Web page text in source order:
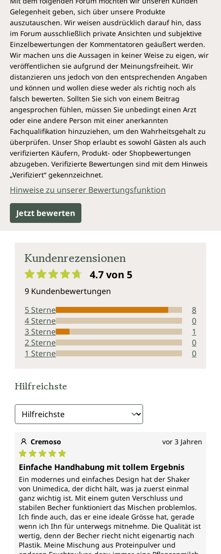
Gelegenheit geben, sich über unsere Produkte
auszutauschen. Wir weisen ausdrücklich darauf hin, dass
im Forum ausschließlich private Ansichten und subjektive
Einzelbewertungen der Kommentatoren geäußert werden.
Wir machen uns die Aussagen in keiner Weise zu eigen, wir
veröffentlichen sie aufgrund der Meinungsfreiheit. Wir
distanzieren uns jedoch von den entsprechenden Angaben
und können und wollen diese weder als richtig noch als
falsch bewerten. Sollten Sie sich von einem Beitrag
angesprochen fühlen, müssen Sie unbedingt einen Arzt
oder eine andere Person mit einer anerkannten
Fachqualifikation hinzuziehen, um den Wahrheitsgehalt zu
überprüfen. Unser Shop erlaubt es sowohl Gästen als auch
verifizierten Käufern, Produkt- oder Shopbewertungen
abzugeben. Verifizierte Bewertungen sind mit dem Hinweis
„Verifiziert“ gekennzeichnet.
Hinweise zu unserer Bewertungsfunktion
Jetzt bewerten
Kundenrezensionen
4.7 von 5
9 Kundenbewertungen
5 Sterne
8
4 Sterne
0
3 Sterne
1
2 Sterne
0
1 Sterne
0
Hilfreichste
Cremoso vor 3 Jahren
Durchschnittliche Bewertung von 5 von 5 Sternen
Einfache Handhabung mit tollem Ergebnis
Ein modernes und einfaches Design hat der Shaker
von Unimedica, der dicht hält, was ja zuerst einmal
ganz wichtig ist. Mit einem guten Verschluss und
stabilen Becher funktioniert das Mischen problemlos.
Ich finde auch, das er eine ideale Grösse hat, gerade
wenn ich Ihn für unterwegs mitnehme. Die Qualität ist
wertig, denn der Becher riecht nicht eigenartig nach
Plastik. Meine Mischung aus Proteinpulver und